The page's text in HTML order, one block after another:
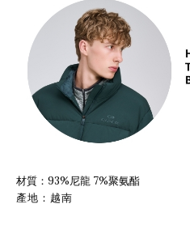
材質：93%尼龍 7%聚氨酯
產地：越南